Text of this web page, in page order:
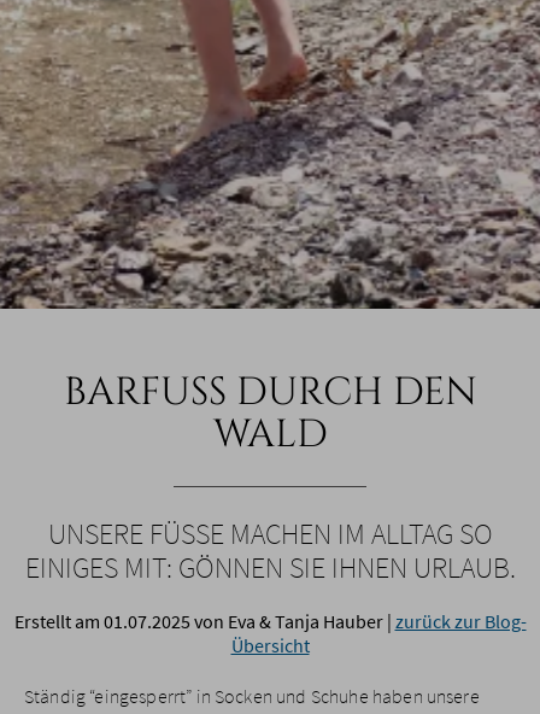
BARFUSS DURCH DEN W
ALD
UNSERE FÜSSE MACHEN IM ALLTAG SO E
INIGES MIT: GÖNNEN SIE IHNEN URLAUB.
Erstellt am 01.07.2025 von Eva & Tanja Hauber| zurück zur Blog-
Übersicht
Ständig “eingesperrt” in Socken und Schuhe haben unsere